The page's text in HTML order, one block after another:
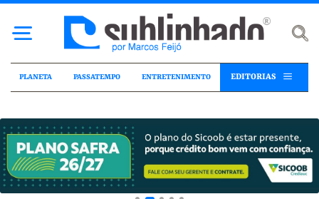
PLANETA PASSATEMPO ENTRETENIMENTO EDITORIAS